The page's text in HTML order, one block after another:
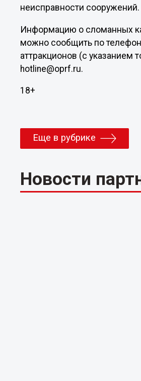
неисправности сооружений.
Информацию о сломанных
можно сообщить по
аттракционов (с указанием
hotline@oprf.ru.
18+
Еще в рубрике
Новости